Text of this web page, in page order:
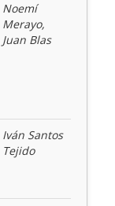
Noemí
Merayo,
Juan Blas
Iván Santos
Tejido